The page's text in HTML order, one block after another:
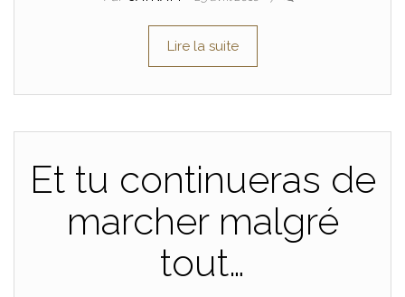
Lire la suite
Et tu continueras de
marcher malgré
tout…